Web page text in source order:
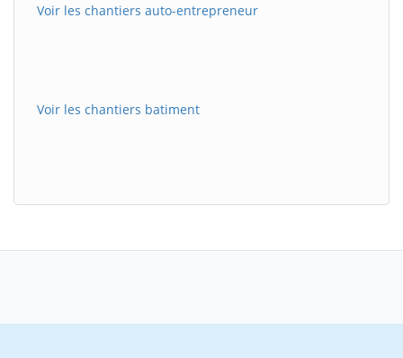
Voir les chantiers auto-entrepreneur
Voir les chantiers batiment